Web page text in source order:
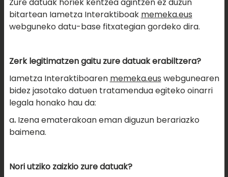
bitartean Iametza Interaktiboak memeka.eus
webguneko datu-base fitxategian gordeko dira.
Zerk legitimatzen gaitu zure datuak erabiltzera?
Iametza Interaktiboaren memeka.eus webgunearen
bidez jasotako datuen tratamendua egiteko oinarri
legala honako hau da:
a. Izena ematerakoan eman diguzun berariazko
baimena.
Nori utziko zaizkio zure datuak?